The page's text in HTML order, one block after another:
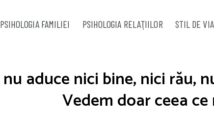
PSIHOLOGIA FAMILIEI PSIHOLOGIA RELAŢIILOR STIL DE
aduce nici bine, nici rău,
Vedem doar ceea